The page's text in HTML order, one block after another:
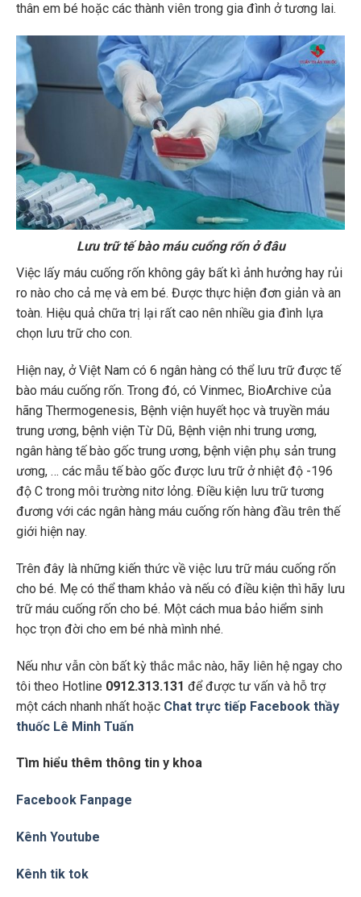
thân em bé hoặc các thành viên trong gia đình ở tương lai.
Lưu trữ tế bào máu cuổng rốn ở đâu
Việc lấy máu cuống rốn không gây bất kì ảnh hưởng hay rủi
ro nào cho cả mẹ và em bé. Được thực hiện đơn giản và an
toàn. Hiệu quả chữa trị lại rất cao nên nhiều gia đình lựa
chọn lưu trữ cho con.
Hiện nay, ở Việt Nam có 6 ngân hàng có thể lưu trữ được tế
bào máu cuống rốn. Trong đó, có Vinmec, BioArchive của
hãng Thermogenesis, Bệnh viện huyết học và truyền máu
trung ương, bệnh viện Từ Dũ, Bệnh viện nhi trung ương,
ngân hàng tế bào gốc trung ương, bệnh viện phụ sản trung
ương, … các mẫu tế bào gốc được lưu trữ ở nhiệt độ -196
độ C trong môi trường nitơ lỏng. Điều kiện lưu trữ tương
đương với các ngân hàng máu cuống rốn hàng đầu trên thế
giới hiện nay.
Trên đây là những kiến thức về việc lưu trữ máu cuống rốn
cho bé. Mẹ có thể tham khảo và nếu có điều kiện thì hãy lưu
trữ máu cuống rốn cho bé. Một cách mua bảo hiểm sinh
học trọn đời cho em bé nhà mình nhé.
Nếu như vẫn còn bất kỳ thắc mắc nào, hãy liên hệ ngay cho
tôi theo Hotline 0912.313.131 để được tư vấn và hỗ trợ
một cách nhanh nhất hoặc Chat trực tiếp Facebook thầy
thuốc Lê Minh Tuấn
Tìm hiểu thêm thông tin y khoa
Facebook Fanpage
Kênh Youtube
Kênh tik tok